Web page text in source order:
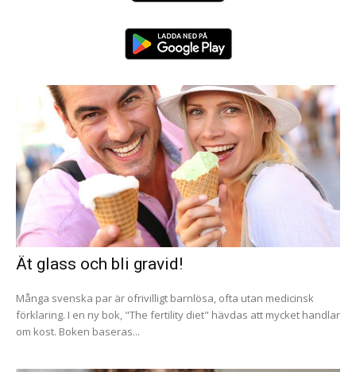
Ät glass och bli gravid!
Många svenska par är ofrivilligt barnlösa, ofta utan medicinsk
förklaring. I en ny bok, "The fertility diet" hävdas att mycket handlar
om kost. Boken baseras...